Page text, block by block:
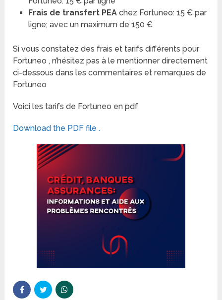
Frais de transfert PEA chez Fortuneo: 15 € par
ligne; avec un maximum de 150 €
Si vous constatez des frais et tarifs différents pour
Fortuneo , n’hésitez pas à le mentionner directement
ci-dessous dans les commentaires et remarques de
Fortuneo
Voici les tarifs de Fortuneo en pdf
Download the PDF file .